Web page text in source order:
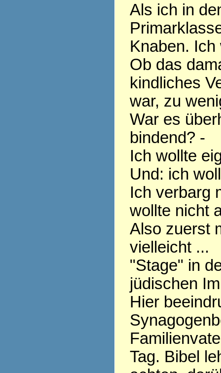
Als ich in
Knaben.
Ob das
kindliches
war, zu
War es
bindend? -
Ich wollte
Und: ich
Ich verbarg
wollte nicht
Also zuerst
vielleicht ...
"Stage" in
jüdischen
Hier
Tag. Bibel